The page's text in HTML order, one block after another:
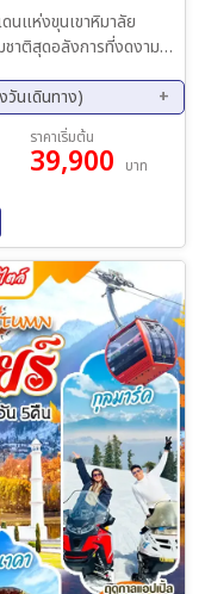
นแห่งขุนเขาหิมาลัย
าติสุดอลังการที่งดงาม
นเดินทาง)
ค. 69 - 23 ต.ค. 69
ราคาเริ่มต้น
39,900 บาท